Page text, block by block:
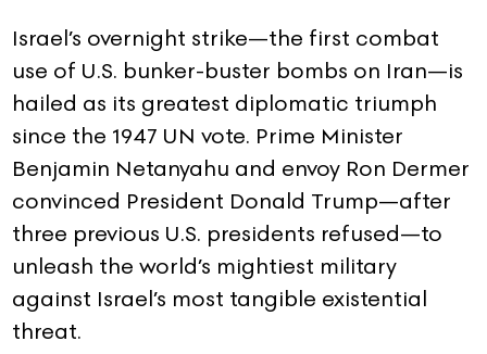
Israel’s overnight strike—the first combat
use of U.S. bunker-buster bombs on Iran—is
hailed as its greatest diplomatic triumph
since the 1947 UN vote. Prime Minister
Benjamin Netanyahu and envoy Ron Dermer
convinced President Donald Trump—after
three previous U.S. presidents refused—to
unleash the world’s mightiest military
against Israel’s most tangible existential
threat.